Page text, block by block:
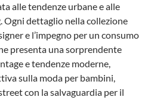
alle tendenze urbane e alle
Ogni dettaglio nella collezione
e l’impegno per un consumo
presenta una sorprendente
e tendenze moderne,
sulla moda per bambini,
con la salvaguardia per il